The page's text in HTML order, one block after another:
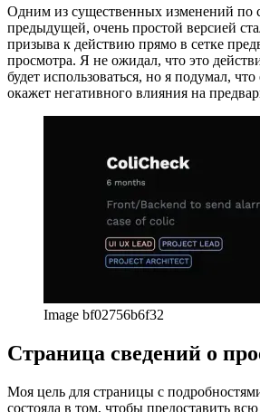
моего прогрессивного веб-приложения.
CTA в превью
Одним из существенных изменений по
предыдущей, очень простой версией
призыва к действию прямо в сетке
будет использоваться, но я подумал,
окажет негативного влияния на
Image bf02756b6f32